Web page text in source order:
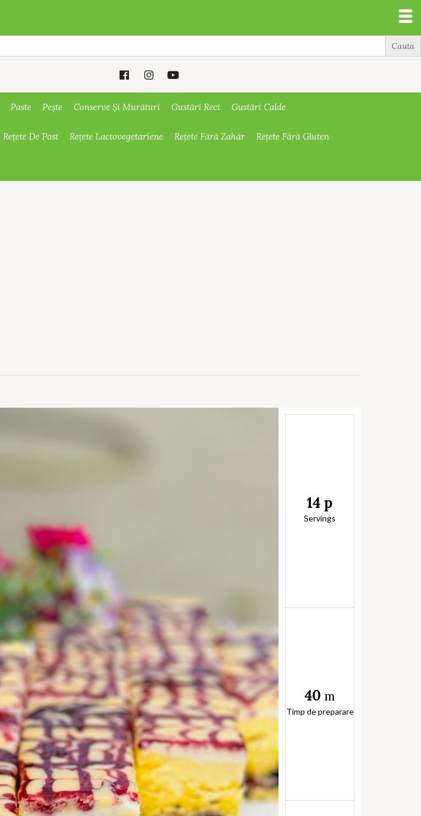
Paste Pește Conserve Și Murături Gustări Reci Gustări Calde
Rețete De Post Rețete Lactovegetariene Rețete Fără Zahăr Rețete Fără Gluten
14 p
Servings
40 m
Timp de preparare